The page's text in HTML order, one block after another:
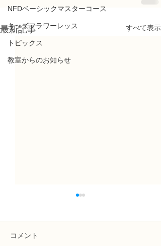
NFDベーシックマスターコース
キッズフラワーレッス
トピックス
教室からのお知らせ
最新記事 すべて表示
コメント